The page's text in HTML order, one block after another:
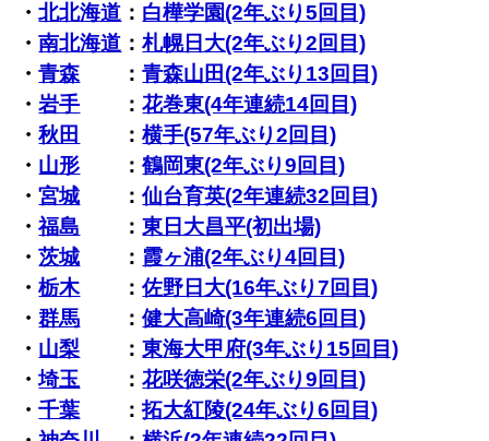
・北北海道 ： 白樺学園(2年ぶり5回目)
・南北海道 ：札幌日大(2年ぶり2回目)
・青森 ：青森山田(2年ぶり13回目)
・岩手 ：花巻東(4年連続14回目)
・秋田 ：横手(57年ぶり2回目)
・ 山形 ：鶴岡東(2年ぶり9回目)
・宮城 ：仙台育英(2年連続32回目)
・福島 ：東日大昌平(初出場)
・茨城 ： 霞ヶ浦(2年ぶり4回目)
・栃木：佐野日大(16年ぶり7回目)
・群馬 ：健大高崎(3年連続6回目)
・ 山梨 ：東海大甲府(3年ぶり15回目)
・埼玉 ：花咲徳栄(2年ぶり9回目)
・千葉 ：拓大紅陵(24年ぶり6回目)